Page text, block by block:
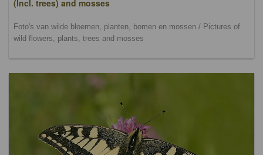
(lncl. trees) and mosses
Foto's van wilde bloemen, planten, bomen en mossen / Pictures of
wild flowers, plants, trees and mosses